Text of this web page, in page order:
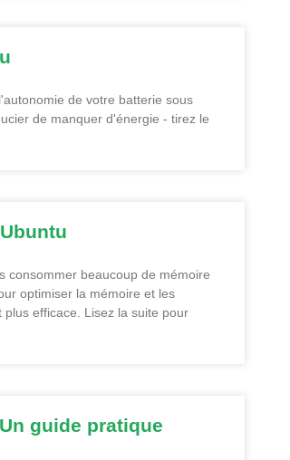
de votre batterie sous
de manquer d'énergie - tirez le
consommer beaucoup de mémoire
optimiser la mémoire et les
efficace. Lisez la suite pour
guide pratique